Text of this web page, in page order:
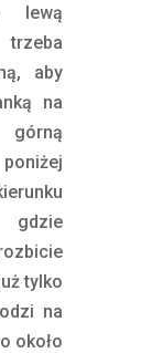
lewą
aby
na
górną
gdzie
tylko
na
około